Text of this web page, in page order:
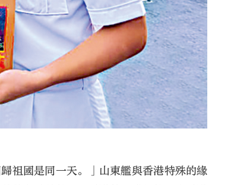
祖國是同一天。」山東艦與香港特殊的緣